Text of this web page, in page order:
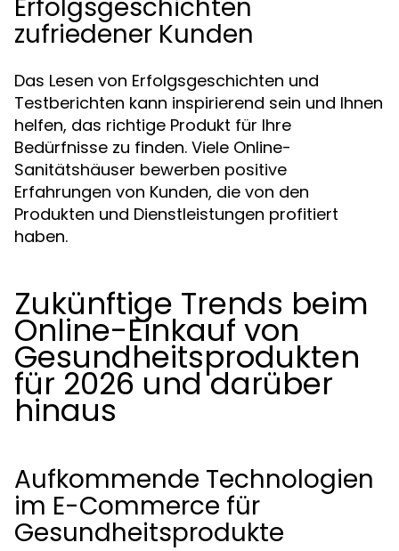
Erfolgsgeschichten
zufriedener Kunden
Das Lesen von Erfolgsgeschichten und
Testberichten kann inspirierend sein und Ihnen
helfen, das richtige Produkt für Ihre
Bedürfnisse zu finden. Viele Online-
Sanitätshäuser bewerben positive
Erfahrungen von Kunden, die von den
Produkten und Dienstleistungen profitiert
haben.
Zukünftige Trends beim
Online-Einkauf von
Gesundheitsprodukten
für 2026 und darüber
hinaus
Aufkommende Technologien
im E-Commerce für
Gesundheitsprodukte